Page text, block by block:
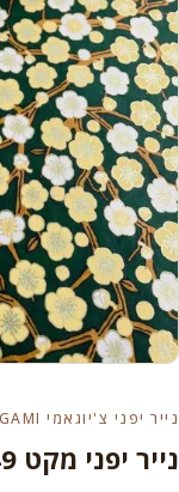
נייר יפני צ'יוגאמי CHIYOGAMI
נייר יפני מקט 049